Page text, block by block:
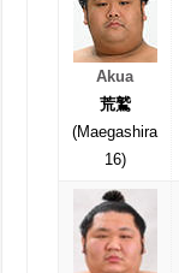
Akua
荒鷲
(Maegashira
16)